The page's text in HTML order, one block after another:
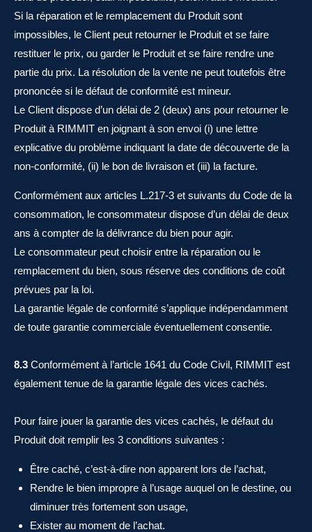
Si la réparation et le remplacement du Produit sont
impossibles, le Client peut retourner le Produit et se faire
restituer le prix, ou garder le Produit et se faire rendre une
partie du prix. La résolution de la vente ne peut toutefois être
prononcée si le défaut de conformité est mineur.
Le Client dispose d’un délai de 2 (deux) ans pour retourner le
Produit à RIMMIT en joignant à son envoi (i) une lettre
explicative du problème indiquant la date de découverte de la
non-conformité, (ii) le bon de livraison et (iii) la facture.
Conformément aux articles L.217-3 et suivants du Code de la
consommation, le consommateur dispose d’un délai de deux
ans à compter de la délivrance du bien pour agir.
Le consommateur peut choisir entre la réparation ou le
remplacement du bien, sous réserve des conditions de coût
prévues par la loi.
La garantie légale de conformité s’applique indépendamment
de toute garantie commerciale éventuellement consentie.
8.3 Conformément à l’article 1641 du Code Civil, RIMMIT est
également tenue de la garantie légale des vices cachés.
Pour faire jouer la garantie des vices cachés, le défaut du
Produit doit remplir les 3 conditions suivantes :
Être caché, c’est-à-dire non apparent lors de l’achat,
Rendre le bien impropre à l’usage auquel on le destine, ou
diminuer très fortement son usage,
Exister au moment de l’achat.